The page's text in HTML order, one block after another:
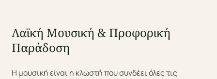
Λαϊκή Μουσική & Προφορική
Παράδοση
Η μουσική είναι η κλωστή που συνδέει όλες τις